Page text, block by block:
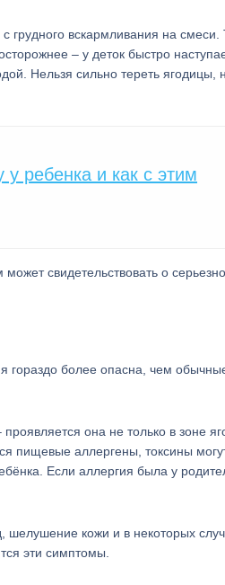
грудного вскармливания на смеси.
– у деток быстро
Нельзя сильно тереть ягодицы,
ребенка и как с этим
свидетельствовать о
гораздо более опасна, чем
она не только в зоне
пищевые аллергены, токсины
Если аллергия была у
шелушение кожи и в некоторых
эти симптомы.